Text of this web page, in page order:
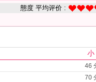
態度 平均评价 :
小
46
70